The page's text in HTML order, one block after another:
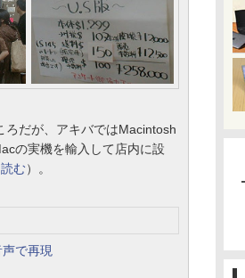
ろだが、アキバではMacintosh
の実機を輸入して店内に設
む）。
で再現